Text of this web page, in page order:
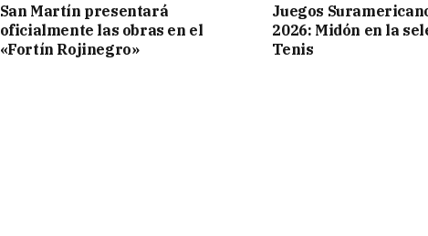
San Martín presentará
oficialmente las obras en el
«Fortín Rojinegro»
Juegos
2026: Midón en la
Tenis